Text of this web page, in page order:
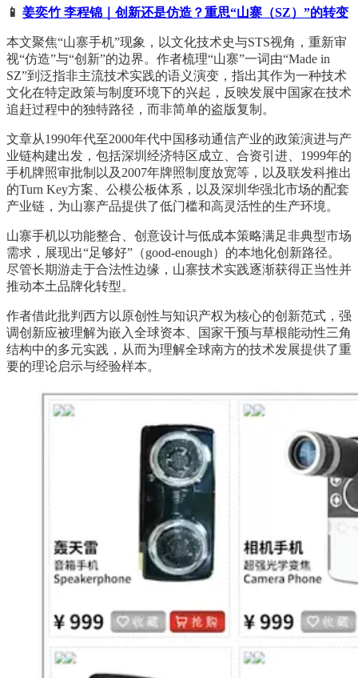
📱 姜奕竹 李程锦｜创新还是仿造？重思“山寨（SZ）”的转变
本文聚焦“山寨手机”现象，以文化技术史与STS视角，重新审
视“仿造”与“创新”的边界。作者梳理“山寨”一词由“Made in
SZ”到泛指非主流技术实践的语义演变，指出其作为一种技术
文化在特定政策与制度环境下的兴起，反映发展中国家在技术
追赶过程中的独特路径，而非简单的盗版复制。
文章从1990年代至2000年代中国移动通信产业的政策演进与产
业链构建出发，包括深圳经济特区成立、合资引进、1999年的
手机牌照审批制以及2007年牌照制度放宽等，以及联发科推出
的Turn Key方案、公模公板体系，以及深圳华强北市场的配套
产业链，为山寨产品提供了低门槛和高灵活性的生产环境。
山寨手机以功能整合、创意设计与低成本策略满足非典型市场
需求，展现出“足够好”（good-enough）的本地化创新路径。
尽管长期游走于合法性边缘，山寨技术实践逐渐获得正当性并
推动本土品牌化转型。
作者借此批判西方以原创性与知识产权为核心的创新范式，强
调创新应被理解为嵌入全球资本、国家干预与草根能动性三角
结构中的多元实践，从而为理解全球南方的技术发展提供了重
要的理论启示与经验样本。